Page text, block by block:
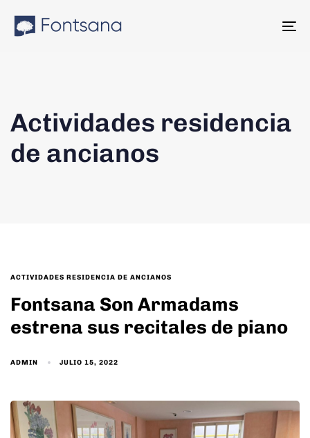
links
Actividades residencia
de ancianos
TAGS
ACTIVIDADES RESIDENCIA DE ANCIANOS
Fontsana Son Armadams
estrena sus recitales de piano
ADMIN JULIO 15, 2022